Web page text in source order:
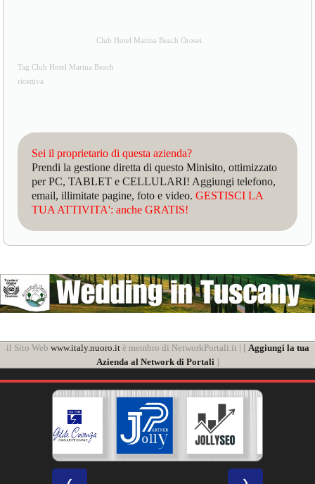
Club Hotel Marina Beach Orosei
Tag Club Hotel Marina Beach
ricettiva
Sei il proprietario di questa azienda?
Prendi la gestione diretta di questo Minisito, ottimizzato
per PC, TABLET e CELLULARI! Aggiungi telefono,
email, illimitate pagine, foto e video.GESTISCI LA
TUA ATTIVITA': anche GRATIS!
il Sito Web www.italy.nuoro.itè membro di NetworkPortali.it | [ Aggiungi la tua
Azienda al Network di Portali]